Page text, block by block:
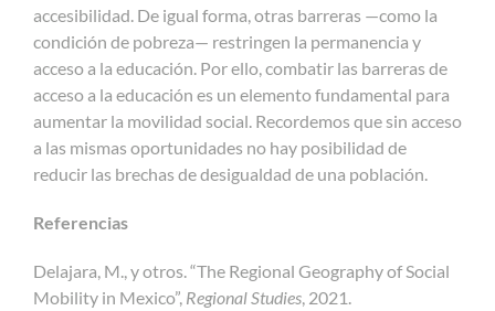
accesibilidad. De igual forma, otras barreras —como la
condición de pobreza— restringen la permanencia y
acceso a la educación. Por ello, combatir las barreras de
acceso a la educación es un elemento fundamental para
aumentar la movilidad social. Recordemos que sin acceso
a las mismas oportunidades no hay posibilidad de
reducir las brechas de desigualdad de una población.
Referencias
Delajara, M., y otros. “The Regional Geography of Social
Mobility in Mexico”, Regional Studies , 2021.